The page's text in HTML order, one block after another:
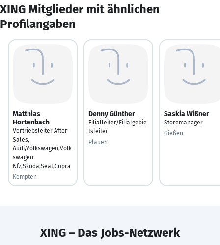
XING Mitglieder mit ähnlichen
Profilangaben
Matthias
Hortenbach
Vertriebsleiter After
Sales,
Audi,Volkswagen,Volk
swagen
Nfz,Skoda,Seat,Cupra
Kempten
Denny Günther
Filialleiter/Filialgebie
tsleiter
Plauen
Saskia Wißner
Storemanager
Gießen
XING – Das Jobs-Netzwerk